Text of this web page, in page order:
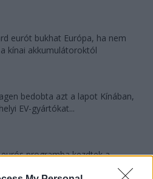
eurót bukhat Európa, ha nem
kínai akkumulátoroktól
bedobta azt a lapot Kínában,
EV-gyártókat...
programba kezdtek a